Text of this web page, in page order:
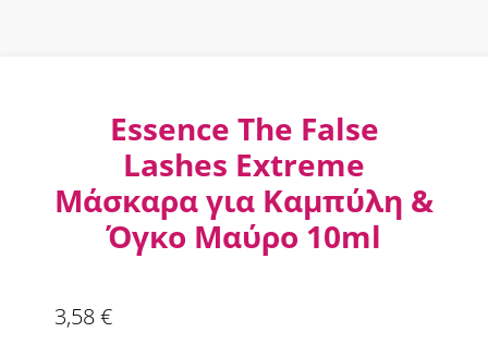
Essence The False
Lashes Extreme
Μάσκαρα για Καμπύλη &
Όγκο Μαύρο 10ml
3,58€